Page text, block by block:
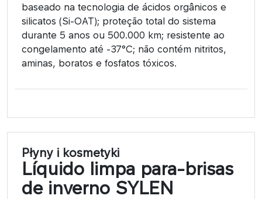
baseado na tecnologia de ácidos orgânicos e
silicatos (Si-OAT); proteção total do sistema
durante 5 anos ou 500.000 km; resistente ao
congelamento até -37°C; não contém nitritos,
aminas, boratos e fosfatos tóxicos.
Płyny i kosmetyki
Líquido limpa para-brisas
de inverno SYLEN